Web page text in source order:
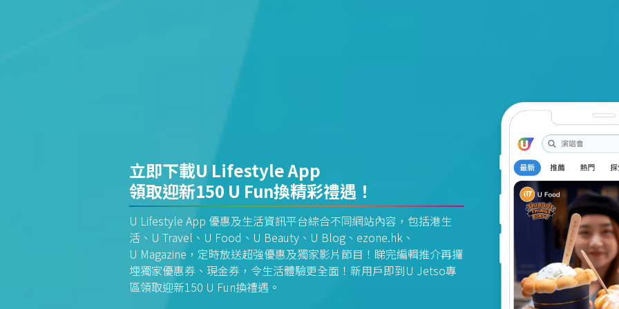
立即下載U Lifestyle App
領取迎新150 U Fun換精彩禮遇！
U Lifestyle App 優惠及生活資訊平台綜合不同網站內容，包括港生
活、U Travel、U Food、U Beauty、U Blog、ezone.hk、
U Magazine，定時放送超強優惠及獨家影片節目！睇完編輯推介再攞
埋獨家優惠券、現金券，令生活體驗更全面！新用戶即到U Jetso專
區領取迎新150 U Fun換禮遇。